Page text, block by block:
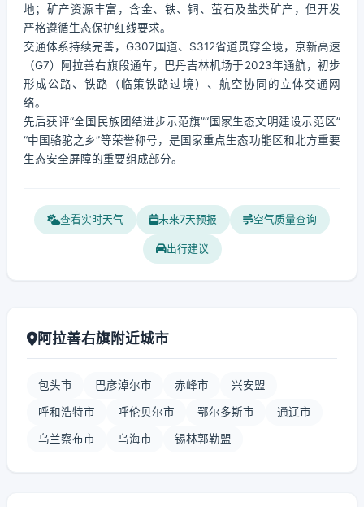
地；矿产资源丰富，含金、铁、铜、萤石及盐类矿产，但开发
严格遵循生态保护红线要求。
交通体系持续完善，G307国道、S312省道贯穿全境，京新高速
（G7）阿拉善右旗段通车，巴丹吉林机场于2023年通航，初步
形成公路、铁路（临策铁路过境）、航空协同的立体交通网
络。
先后获评“全国民族团结进步示范旗”“国家生态文明建设示范区”
“中国骆驼之乡”等荣誉称号，是国家重点生态功能区和北方重要
生态安全屏障的重要组成部分。
查看实时天气 未来7天预报 空气质量查询
出行建议
阿拉善右旗附近城市
包头市 巴彦淖尔市 赤峰市 兴安盟
呼和浩特市 呼伦贝尔市 鄂尔多斯市 通辽市
乌兰察布市 乌海市 锡林郭勒盟